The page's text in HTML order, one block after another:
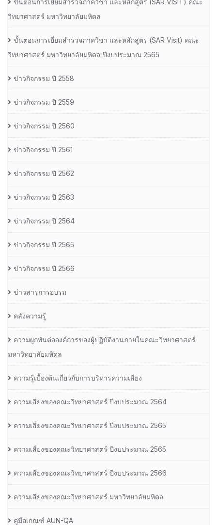
ขั้นตอนการเยี่ยมสำรวจภาควิชา และหลักสูตร (SAR VISIT) คณะ
วิทยาศาสตร์ มหาวิทยาลัยมหิดล
ขั้นตอนการเยี่ยมสำรวจภาควิชา และหลักสูตร (SAR Visit) คณะ
วิทยาศาสตร์ มหาวิทยาลัยมหิดล ปีงบประมาณ 2565
ข่าวกิจกรรม ปี 2558
ข่าวกิจกรรม ปี 2559
ข่าวกิจกรรม ปี 2560
ข่าวกิจกรรม ปี 2561
ข่าวกิจกรรม ปี 2562
ข่าวกิจกรรม ปี 2563
ข่าวกิจกรรม ปี 2564
ข่าวกิจกรรม ปี 2565
ข่าวกิจกรรม ปี 2566
ข่าวสารการอบรม
คลังความรู้
ความผูกพันต่อองค์การของผู้ปฏิบัติงานภายในคณะวิทยาศาสตร์
มหาวิทยาลัยมหิดล
ความรู้เบื้องต้นเกี่ยวกับการบริหารความเสี่ยง
ความเสี่ยงของคณะวิทยาศาสตร์ ปีงบประมาณ 2564
ความเสี่ยงของคณะวิทยาศาสตร์ ปีงบประมาณ 2565
ความเสี่ยงของคณะวิทยาศาสตร์ ปีงบประมาณ 2565
ความเสี่ยงของคณะวิทยาศาสตร์ ปีงบประมาณ 2566
ความเสี่ยงของคณะวิทยาศาสตร์ มหาวิทยาลัยมหิดล
คู่มือเกณฑ์ AUN-QA